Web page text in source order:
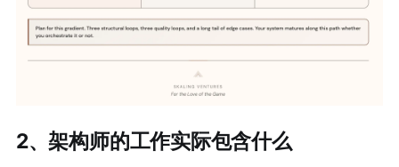
2、架构师的工作实际包含什么